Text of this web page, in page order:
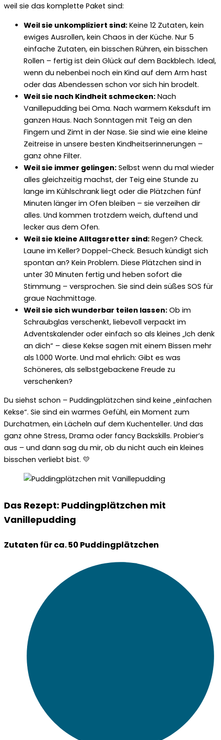
weil sie das komplette Paket sind:
Weil sie unkompliziert sind: Keine 12 Zutaten, kein
ewiges Ausrollen, kein Chaos in der Küche. Nur 5
einfache Zutaten, ein bisschen Rühren, ein bisschen
Rollen – fertig ist dein Glück auf dem Backblech. Ideal,
wenn du nebenbei noch ein Kind auf dem Arm hast
oder das Abendessen schon vor sich hin brodelt.
Weil sie nach Kindheit schmecken: Nach
Vanillepudding bei Oma. Nach warmem Keksduft im
ganzen Haus. Nach Sonntagen mit Teig an den
Fingern und Zimt in der Nase. Sie sind wie eine kleine
Zeitreise in unsere besten Kindheitserinnerungen –
ganz ohne Filter.
Weil sie immer gelingen: Selbst wenn du mal wieder
alles gleichzeitig machst, der Teig eine Stunde zu
lange im Kühlschrank liegt oder die Plätzchen fünf
Minuten länger im Ofen bleiben – sie verzeihen dir
alles. Und kommen trotzdem weich, duftend und
lecker aus dem Ofen.
Weil sie kleine Alltagsretter sind: Regen? Check.
Laune im Keller? Doppel-Check. Besuch kündigt sich
spontan an? Kein Problem. Diese Plätzchen sind in
unter 30 Minuten fertig und heben sofort die
Stimmung – versprochen. Sie sind dein süßes SOS für
graue Nachmittage.
Weil sie sich wunderbar teilen lassen: Ob im
Schraubglas verschenkt, liebevoll verpackt im
Adventskalender oder einfach so als kleines „Ich denk
an dich“ – diese Kekse sagen mit einem Bissen mehr
als 1.000 Worte. Und mal ehrlich: Gibt es was
Schöneres, als selbstgebackene Freude zu
verschenken?
Du siehst schon – Puddingplätzchen sind keine „einfachen
Kekse“. Sie sind ein warmes Gefühl, ein Moment zum
Durchatmen, ein Lächeln auf dem Kuchenteller. Und das
ganz ohne Stress, Drama oder fancy Backskills. Probier’s
aus – und dann sag du mir, ob du nicht auch ein kleines
bisschen verliebt bist. 💛
Das Rezept: Puddingplätzchen mit
Vanillepudding
Zutaten für ca. 50 Puddingplätzchen